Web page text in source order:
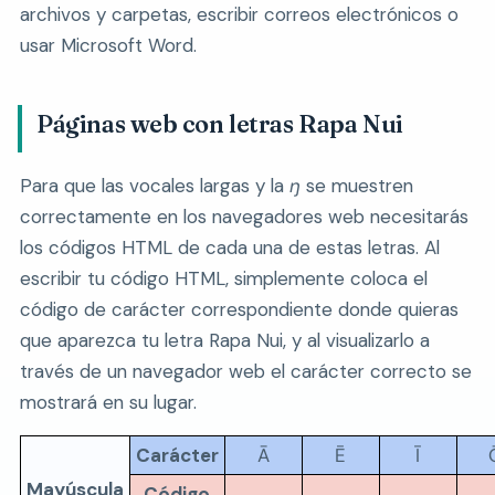
archivos y carpetas, escribir correos electrónicos o
usar Microsoft Word.
Páginas web con letras Rapa Nui
Para que las vocales largas y la ŋ se muestren
correctamente en los navegadores web necesitarás
los códigos HTML de cada una de estas letras. Al
escribir tu código HTML, simplemente coloca el
código de carácter correspondiente donde quieras
que aparezca tu letra Rapa Nui, y al visualizarlo a
través de un navegador web el carácter correcto se
mostrará en su lugar.
Mayúscula
Carácter Ā Ē Ī